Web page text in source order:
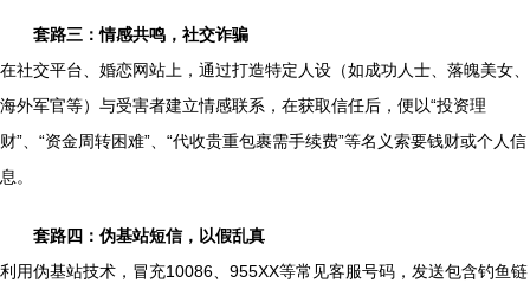
套路三：情感共鸣，社交诈骗
在社交平台、婚恋网站上，通过打造特定人设（如成功人士、落魄美女、
海外军官等）与受害者建立情感联系，在获取信任后，便以“投资理
财”、“资金周转困难”、“代收贵重包裹需手续费”等名义索要钱财或个人信
息。
套路四：伪基站短信，以假乱真
利用伪基站技术，冒充10086、955XX等常见客服号码，发送包含钓鱼链